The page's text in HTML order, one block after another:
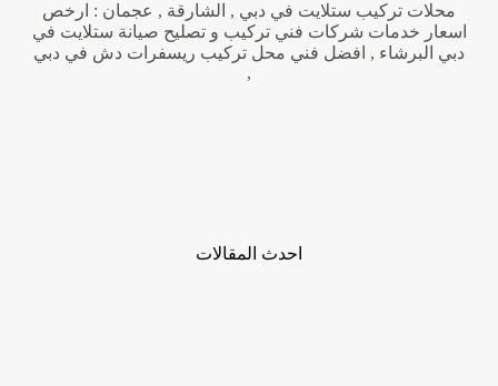
محلات تركيب ستلايت في دبي , الشارقة , عجمان : ارخص
اسعار خدمات شركات فني تركيب و تصليح صيانة ستلايت في
دبي البرشاء , افضل فني محل تركيب ريسفرات دش في دبي
,
احدث المقالات